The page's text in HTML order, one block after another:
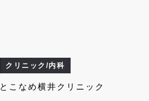
クリニック/内科
とこなめ横井クリニック